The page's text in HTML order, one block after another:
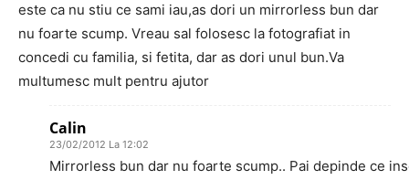
este ca nu stiu ce sami iau,as dori un mirrorless bun dar
nu foarte scump. Vreau sal folosesc la fotografiat in
concedi cu familia, si fetita, dar as dori unul bun.Va
multumesc mult pentru ajutor
Calin
23/02/2012 La 12:02
Mirrorless bun dar nu foarte scump.. Pai depinde ce